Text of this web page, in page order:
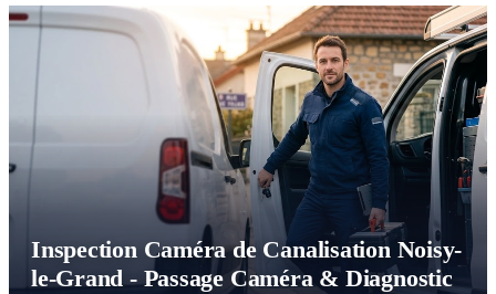
Inspection Caméra de Canalisation Noisy-
le-Grand - Passage Caméra & Diagnostic